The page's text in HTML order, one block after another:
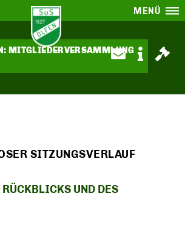
MENÜ
MITGLIEDERVERSAMMLUNG
SITZUNGSVERLAUF
UND DES